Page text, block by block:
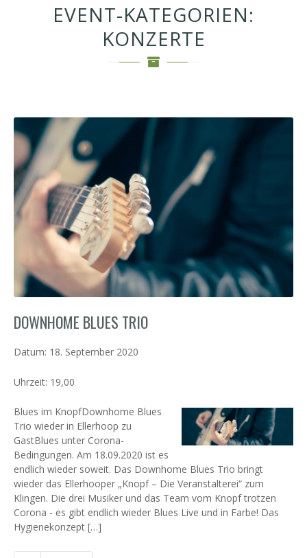
EVENT-KATEGORIEN:
KONZERTE
DOWNHOME BLUES TRIO
Datum: 18. September 2020
Uhrzeit: 19,00
Blues im KnopfDownhome Blues
Trio wieder in Ellerhoop zu
GastBlues unter Corona-
Bedingungen. Am 18.09.2020 ist es
endlich wieder soweit. Das Downhome Blues Trio bringt
wieder das Ellerhooper „Knopf – Die Veranstalterei“ zum
Klingen. Die drei Musiker und das Team vom Knopf trotzen
Corona - es gibt endlich wieder Blues Live und in Farbe! Das
Hygienekonzept […]